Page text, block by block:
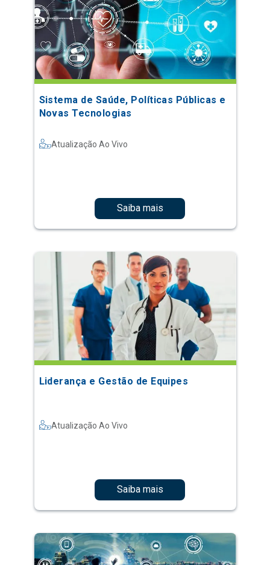
Sistema de Saúde, Políticas Públicas e
Novas Tecnologias
Atualização Ao Vivo
Saiba mais
Liderança e Gestão de Equipes
Atualização Ao Vivo
Saiba mais